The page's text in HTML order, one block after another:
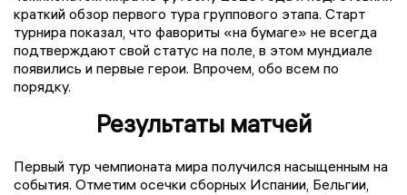
краткий обзор первого тура группового этапа. Старт
турнира показал, что фавориты «на бумаге» не всегда
подтверждают свой статус на поле, в этом мундиале
появились и первые герои. Впрочем, обо всем по
порядку.
Результаты матчей
Первый тур чемпионата мира получился насыщенным на
события. Отметим осечки сборных Испании, Бельгии,